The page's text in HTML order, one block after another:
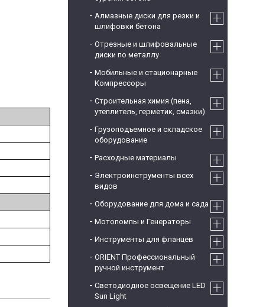
Алмазные диски для резки и
шлифовки бетона
Отрезные и шлифовальные
диски по металлу
Мобильные и стационарные
Компрессоры
Строительная химия (пена,
утеплитель, герметик, смазки)
Грузоподъемное и складское
оборудование
Расходные материалы
Электроинструменты всех
видов
Оборудование для дома и сада
Мотопомпы и Генераторы
Инструменты для фланцев
ORIENT Профессиональный
ручной инструмент
Светодиодное освещение LED
Sun Light